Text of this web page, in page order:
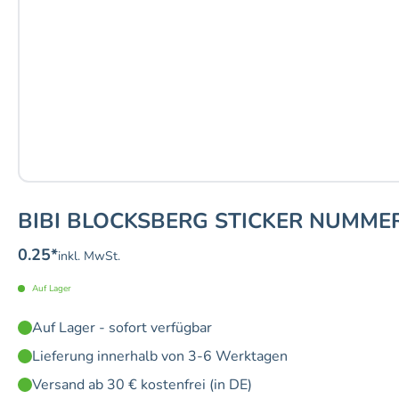
BIBI BLOCKSBERG STICKER
0.25*inkl. MwSt.
Auf Lager
Auf Lager - sofort verfügbar
Lieferung innerhalb von 3-6 Werktagen
Versand ab 30 € kostenfrei (in DE)